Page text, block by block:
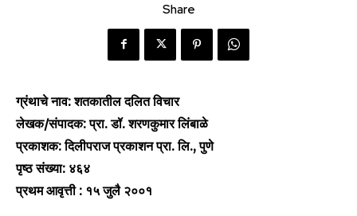
Share
ग्रंथाचे नाव: शतकातील दलित विचार
लेखक/संपादक: प्रा. डॉ. शरणकुमार लिंबाळे
प्रकाशक: दिलीपराज प्रकाशन प्रा. लि., पुणे
पृष्ठ संख्या: ४६४
प्रथम आवृत्ती : १५ जुलै २००१